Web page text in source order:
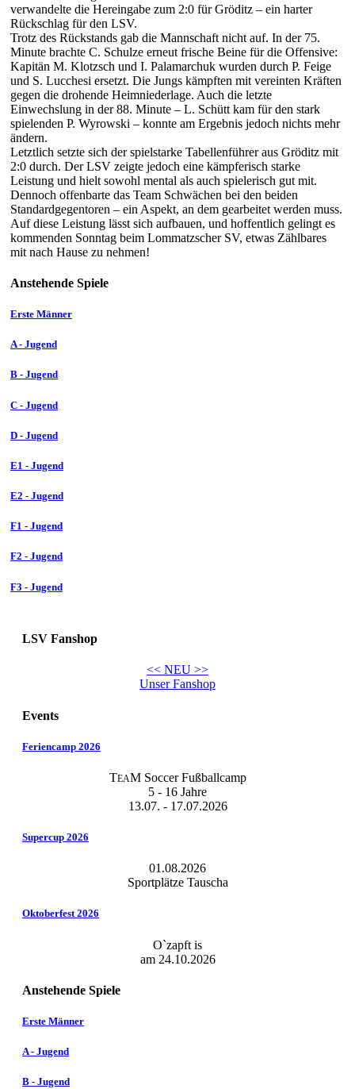
verwandelte die Hereingabe zum 2:0 für Gröditz – ein harter
Rückschlag für den LSV.
Trotz des Rückstands gab die Mannschaft nicht auf. In der 75.
Minute brachte C. Schulze erneut frische Beine für die Offensive:
Kapitän M. Klotzsch und I. Palamarchuk wurden durch P. Feige
und S. Lucchesi ersetzt. Die Jungs kämpften mit vereinten Kräften
gegen die drohende Heimniederlage. Auch die letzte
Einwechslung in der 88. Minute – L. Schütt kam für den stark
spielenden P. Wyrowski – konnte am Ergebnis jedoch nichts mehr
ändern.
Letztlich setzte sich der spielstarke Tabellenführer aus Gröditz mit
2:0 durch. Der LSV zeigte jedoch eine kämpferisch starke
Leistung und hielt sowohl mental als auch spielerisch gut mit.
Dennoch offenbarte das Team Schwächen bei den beiden
Standardgegentoren – ein Aspekt, an dem gearbeitet werden muss.
Auf diese Leistung lässt sich aufbauen, und hoffentlich gelingt es
kommenden Sonntag beim Lommatzscher SV, etwas Zählbares
mit nach Hause zu nehmen!
Anstehende Spiele
Erste Männer
A - Jugend
B - Jugend
C - Jugend
D - Jugend
E1 - Jugend
E2 - Jugend
F1 - Jugend
F2 - Jugend
F3 - Jugend
LSV Fanshop
<< NEU >>
Unser Fanshop
Events
Feriencamp 2026
TEAM Soccer Fußballcamp
5 - 16 Jahre
13.07. - 17.07.2026
Supercup 2026
01.08.2026
Sportplätze Tauscha
Oktoberfest 2026
O`zapft is
am 24.10.2026
Anstehende Spiele
Erste Männer
A - Jugend
B - Jugend